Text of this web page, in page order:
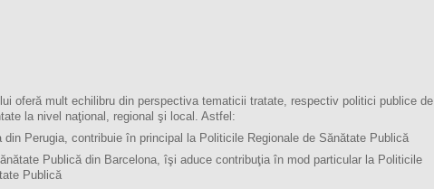
oferă mult echilibru din perspectiva tematicii tratate, respectiv politici publice de
la nivel naţional, regional şi local. Astfel:
din Perugia, contribuie în principal la Politicile Regionale de Sănătate Publică
Publică din Barcelona, îşi aduce contribuţia în mod particular la Politicile
Publică